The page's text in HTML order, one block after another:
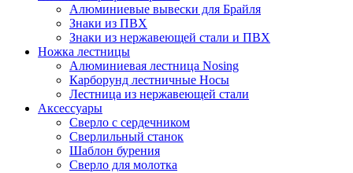
Алюминиевые вывески для Брайля
Знаки из ПВХ
Знаки из нержавеющей стали и ПВХ
Ножка лестницы
Алюминиевая лестница Nosing
Карборунд лестничные Носы
Лестница из нержавеющей стали
Аксессуары
Сверло с сердечником
Сверлильный станок
Шаблон бурения
Сверло для молотка